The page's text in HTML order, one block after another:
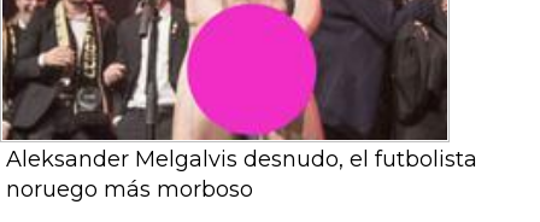
Aleksander Melgalvis desnudo, el futbolista
noruego más morboso